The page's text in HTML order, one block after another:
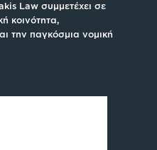
Law συμμετέχει σε
κοινότητα,
την παγκόσμια νομική